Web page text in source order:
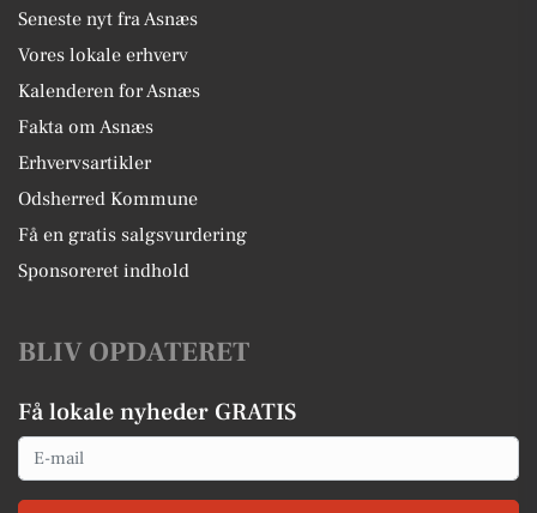
Seneste nyt fra Asnæs
Vores lokale erhverv
Kalenderen for Asnæs
Fakta om Asnæs
Erhvervsartikler
Odsherred Kommune
Få en gratis salgsvurdering
Sponsoreret indhold
BLIV OPDATERET
Få lokale nyheder GRATIS
Email